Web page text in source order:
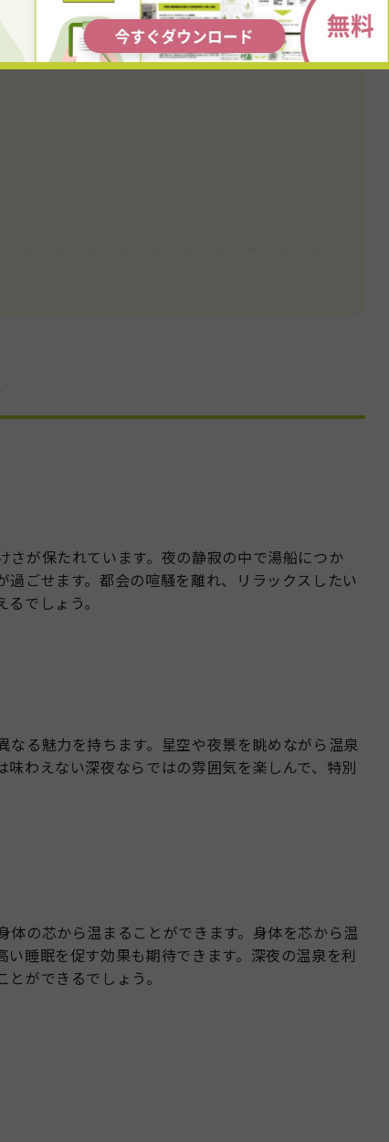
が保たれています。夜の静寂の中で湯船につか
ごせます。都会の喧騒を離れ、リラックスしたい
でしょう。
る魅力を持ちます。星空や夜景を眺めながら温泉
わえない深夜ならではの雰囲気を楽しんで、特別
の芯から温まることができます。身体を芯から温
睡眠を促す効果も期待できます。深夜の温泉を利
ができるでしょう。